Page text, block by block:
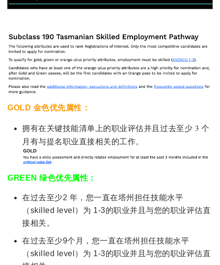
GOLD 金色优先属性：
拥有在关键技能清单上的职业评估并且过去至少 3 个
月有与提名职业直接相关的工作。
GREEN 绿色优先属性：
在过去至少2 年，您一直在塔州担任技能水平
（skilled level）为 1-3的职业并且与您的职业评估直
接相关。
在过去至少9个月，您一直在塔州担任技能水平
（skilled level）为 1-3的职业并且与您的职业评估直